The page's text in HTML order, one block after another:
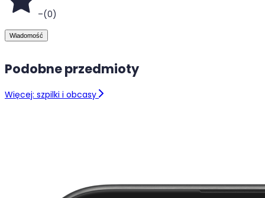
Podobne przedmioty
Więcej: szpilki i obcasy
–(0)
Wiadomość